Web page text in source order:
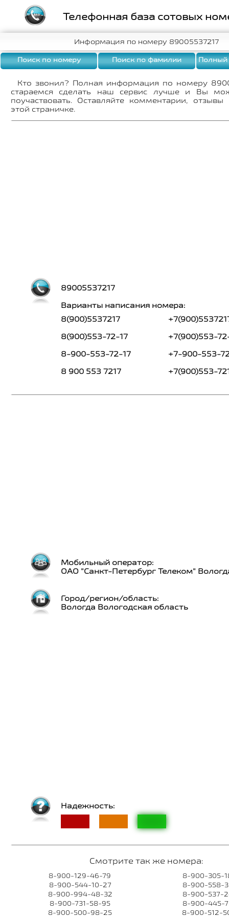
Кто звонил? Полная информация по номеру
стараемся сделать наш сервис лучше и Вы
поучаствовать. Оставляйте комментарии,
этой страничке.
89005537217
Варианты написания номера:
8(900)5537217
8(900)553-72-17
8-900-553-72-17
8 900 553 7217
+7(900)553-
+7-900-553-
+7(900)553-
Мобильный оператор:
ОАО "Санкт-Петербург Телеком"
Город/регион/область:
Вологда Вологодская область
Надежность:
Смотрите так же номера:
8-900-129-46-79
8-900-544-10-27
8-900-994-48-32
8-900-731-58-95
8-900-500-98-25
8-900-305-
8-900-558-
8-900-537-
8-900-445-
8-900-512-
Телефонная база сотовых
Информация по номеру 89005537217
Поиск по номеру Поиск по фамилии Полный